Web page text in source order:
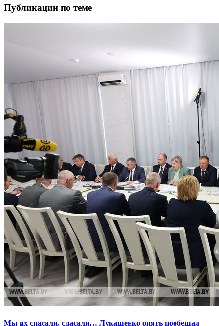
Публикации по теме
Мы их спасали, спасали… Лукашенко опять пообещал